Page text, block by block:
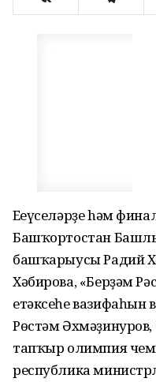
Еңеүселәрҙе hәм
Башҡортостан
башҡарыусы Радий
Хәбирова, «Берҙәм
етәксеһе
Рөстәм
тапҡыр олимпия
республика